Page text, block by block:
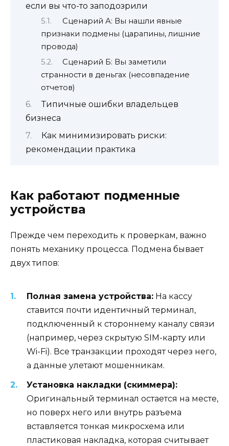
если вы что-то заподозрили
Сценарий А: Вы нашли явные
признаки подмены (царапины, лишние
провода)
Сценарий Б: Вы заметили
странности в деньгах (несовпадение
отчетов)
Типичные ошибки владельцев
бизнеса
Как минимизировать риски:
рекомендации практика
Как работают подменные
устройства
Прежде чем переходить к проверкам, важно
понять механику процесса. Подмена бывает
двух типов:
Полная замена устройства: На кассу
ставится почти идентичный терминал,
подключенный к стороннему каналу связи
(например, через скрытую SIM-карту или
Wi-Fi). Все транзакции проходят через него,
а данные улетают мошенникам.
Установка накладки (скиммера):
Оригинальный терминал остается на месте,
но поверх него или внутрь разъема
вставляется тонкая микросхема или
пластиковая накладка, которая считывает